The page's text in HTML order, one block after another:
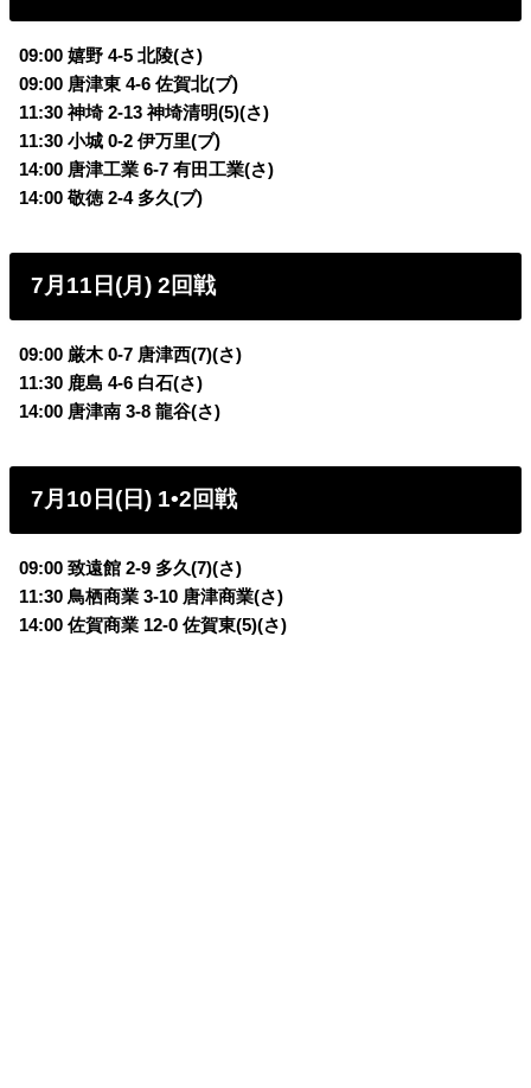
09:00 嬉野 4-5 北陵(さ)
09:00 唐津東 4-6 佐賀北(ブ)
11:30 神埼 2-13 神埼清明(5)(さ)
11:30 小城 0-2 伊万里(ブ)
14:00 唐津工業 6-7 有田工業(さ)
14:00 敬徳 2-4 多久(ブ)
7月11日(月) 2回戦
09:00 厳木 0-7 唐津西(7)(さ)
11:30 鹿島 4-6 白石(さ)
14:00 唐津南 3-8 龍谷(さ)
7月10日(日) 1•2回戦
09:00 致遠館 2-9 多久(7)(さ)
11:30 鳥栖商業 3-10 唐津商業(さ)
14:00 佐賀商業 12-0 佐賀東(5)(さ)